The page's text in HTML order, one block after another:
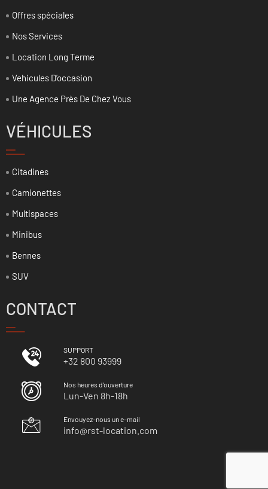
Offres spéciales
Nos Services
Location Long Terme
Vehicules D’occasion
Une Agence Près De Chez Vous
VÉHICULES
Citadines
Camionettes
Multispaces
Minibus
Bennes
SUV
CONTACT
SUPPORT
+32 800 93999
Nos heures d’ouverture
Lun-Ven 8h-18h
Envouyez-nous un e-mail
info@rst-location.com